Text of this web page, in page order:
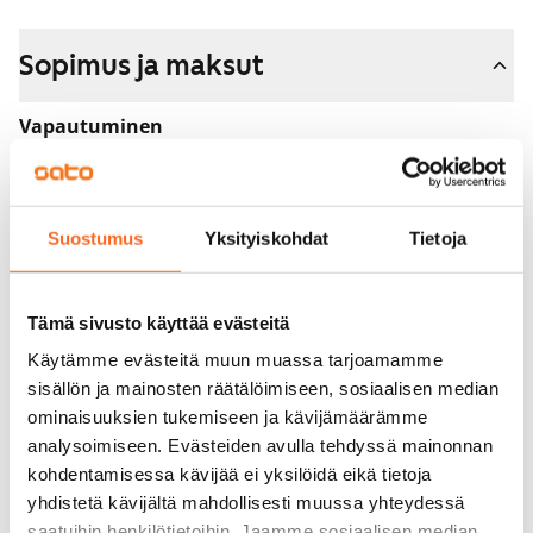
Suostumus Yksityiskohdat Tietoja
Tämä sivusto käyttää evästeitä
Käytämme evästeitä muun muassa tarjoamamme
sisällön ja mainosten räätälöimiseen, sosiaalisen median
ominaisuuksien tukemiseen ja kävijämäärämme
analysoimiseen. Evästeiden avulla tehdyssä mainonnan
kohdentamisessa kävijää ei yksilöidä eikä tietoja
yhdistetä kävijältä mahdollisesti muussa yhteydessä
Sopimus ja maksut
Vapautuminen
Varallisuusrajat
Vuokravakuus
0 €, (yrityksille min. 1 kk vuokra)
Kotivakuutus
Pakollinen, ei sisälly vuokraan
Vesimaksu